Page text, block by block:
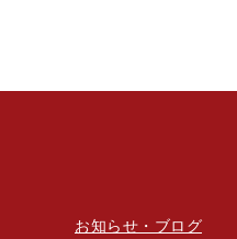
お知らせ・ブログ